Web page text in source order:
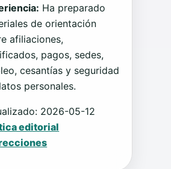
Ha preparado
de orientación
afiliaciones,
pagos, sedes,
cesantías y seguridad
personales.
2026-05-12
editorial